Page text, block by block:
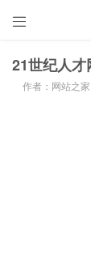

21世纪人
作者：网站之家